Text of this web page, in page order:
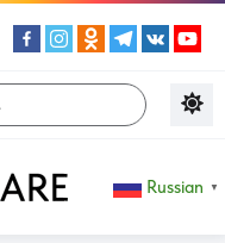
Russian ▼